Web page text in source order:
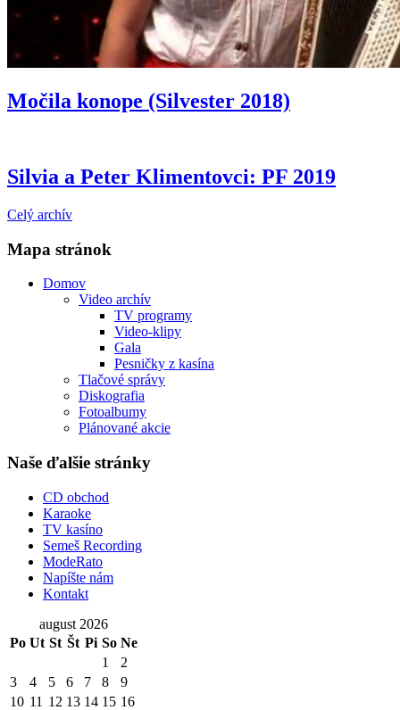
Močila konope (Silvester 2018)
Silvia a Peter Klimentovci: PF 2019
Celý archív
Mapa stránok
Domov
Video archív
TV programy
Video-klipy
Gala
Pesničky z kasína
Tlačové správy
Diskografia
Fotoalbumy
Plánované akcie
Naše ďalšie stránky
CD obchod
Karaoke
TV kasíno
Semeš Recording
ModeRato
Napíšte nám
Kontakt
august 2026
Po Ut St Št Pi So Ne
1
2
3
4 5 6 7 8
9
10 11 12 13 14 15 16